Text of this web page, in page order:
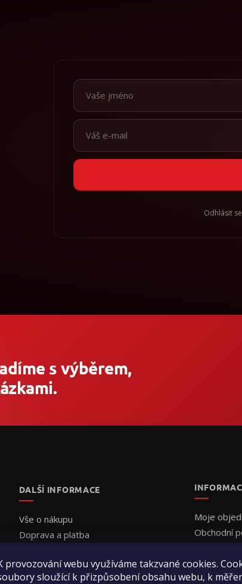
provozování webu využíváme takzvané cookies.
sloužící k přizpůsobení obsahu webu, k
Odhlásit
s výběrem,
DALŠÍ INFORMACE
Vše o nákupu
Doprava a platba
Jak objednat
Hodnocení obchodu
Moje
Obchodní
Formulář -
Formulář -